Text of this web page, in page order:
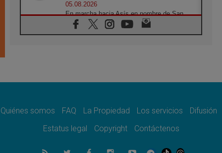
05.08.2026
En marcha hacia Asís en nombre de San
Francisco, a la espera de León
05.08.2026
quienes bendicen la guerra
Ucrania: Ataque masivo en Kyiv durante la
05.08.2026
Quiénes somos FAQ La Propiedad Los servicios
Difusión
Estatus legal
Copyright Contáctenos